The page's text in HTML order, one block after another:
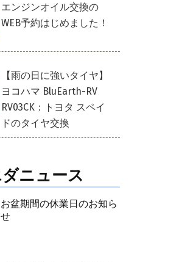
エンジンオイル交換の
WEB予約はじめました！
【雨の日に強いタイヤ】
ヨコハマ BluEarth-RV
RV03CK：トヨタ スペイ
ドのタイヤ交換
ニュース
お盆期間の休業日のお知ら
せ